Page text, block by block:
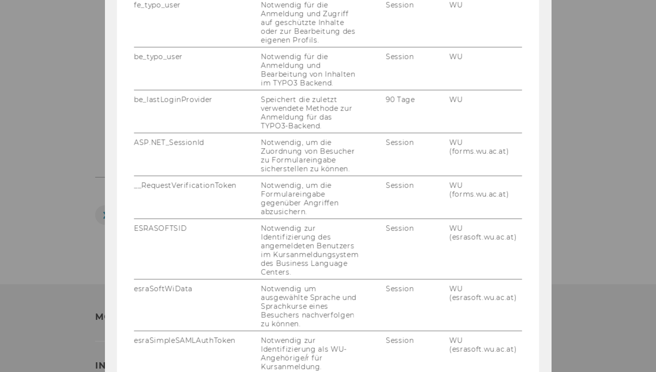
- State Opera in Vienna - ©
WienTourismus/Christian Stemper
Visas, residence permits and entry regulations
Accomodation
Visas, residence permits and entry regulations
MORE QUESTIONS?
INTERNATIONAL STUDENTS WELCOME & SUPPORT
fe_typo_user
Notwendig für die
Anmeldung und Zugriff
auf geschützte Inhalte
oder zur Bearbeitung des
eigenen Profils.
Session WU
be_typo_user
Notwendig für die
Anmeldung und
Bearbeitung von Inhalten
im TYPO3 Backend.
Session WU
be_lastLoginProvider
Speichert die zuletzt
verwendete Methode zur
Anmeldung für das
TYPO3-Backend.
90 Tage WU
ASP.NET_SessionId
Notwendig, um die
Zuordnung von Besucher
zu Formulareingabe
sicherstellen zu können.
Session
WU
(forms.wu.ac.at)
__RequestVerificationToken
Notwendig, um die
Formulareingabe
gegenüber Angriffen
abzusichern.
Session
WU
(forms.wu.ac.at)
ESRASOFTSID
Notwendig zur
Identifizierung des
angemeldeten Benutzers
im Kursanmeldungsystem
des Business Language
Centers.
Session
WU
(esrasoft.wu.ac.at)
esraSoftWiData
Notwendig um
ausgewählte Sprache und
Sprachkurse eines
Besuchers nachverfolgen
zu können.
Session
WU
(esrasoft.wu.ac.at)
esraSimpleSAMLAuthToken
Notwendig zur
Identifizierung als WU-
Angehörige/r für
Kursanmeldung.
Session
WU
(esrasoft.wu.ac.at)